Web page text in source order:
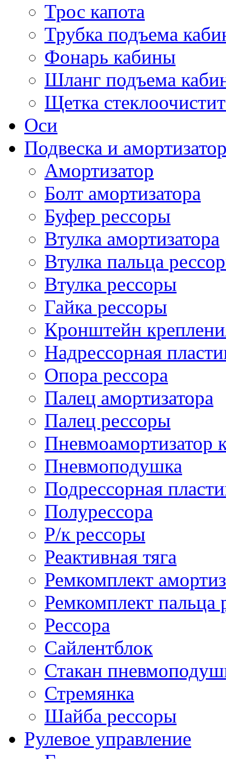
Трос капота
Трубка подъема
Фонарь кабины
Шланг подъема
Щетка
Оси
Подвеска и
Амортизатор
Болт амортизатора
Буфер рессоры
Втулка амортизатора
Втулка пальца
Втулка рессоры
Гайка рессоры
Кронштейн
Надрессорная
Опора рессора
Палец амортизатора
Палец рессоры
Пневмоамортизатор
Пневмоподушка
Подрессорная
Полурессора
Р/к рессоры
Реактивная тяга
Ремкомплект
Ремкомплект пальца
Рессора
Сайлентблок
Стакан
Стремянка
Шайба рессоры
Рулевое управление